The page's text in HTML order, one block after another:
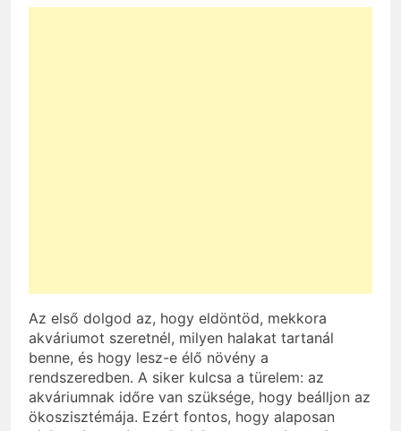
Az első dolgod az, hogy eldöntöd, mekkora
akváriumot szeretnél, milyen halakat tartanál
benne, és hogy lesz-e élő növény a
rendszeredben. A siker kulcsa a türelem: az
akváriumnak időre van szüksége, hogy beálljon az
ökoszisztémája. Ezért fontos, hogy alaposan